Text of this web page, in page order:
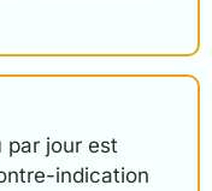
par jour est
indication